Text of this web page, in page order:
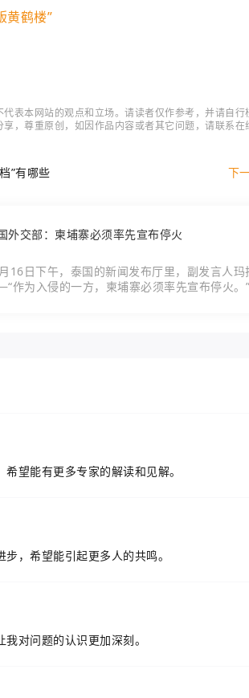
代表本网站的观点和立场。请读者仅作参考，并请自
，尊重原创，如因作品内容或者其它问题，请联系在
”有哪些 下
外交部：柬埔寨必须率先宣布停火
16日下午，泰国的新闻发布厅里，副发言人
作为入侵的一方，柬埔寨必须率先宣布停火。
望能有更多专家的解读和见解。
，希望能引起更多人的共鸣。
对问题的认识更加深刻。